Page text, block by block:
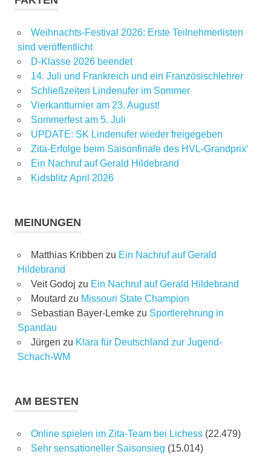
Weihnachts-Festival 2026: Erste Teilnehmerlisten
sind veröffentlicht
D-Klasse 2026 beendet
14. Juli und Frankreich und ein Französischlehrer
Schließzeiten Lindenufer im Sommer
Vierkantturnier am 23. August!
Sommerfest am 5. Juli
UPDATE: SK Lindenufer wieder freigegeben
Zita-Erfolge beim Saisonfinale des HVL-Grandprix‘
Ein Nachruf auf Gerald Hildebrand
Kidsblitz April 2026
MEINUNGEN
Matthias Kribben zu Ein Nachruf auf Gerald
Hildebrand
Veit Godoj zu Ein Nachruf auf Gerald Hildebrand
Moutard zu Missouri State Champion
Sebastian Bayer-Lemkezu Sportlerehrung in
Spandau
Jürgen zu Klara für Deutschland zur Jugend-
Schach-WM
AM BESTEN
Online spielen im Zita-Team bei Lichess (22.479)
Sehr sensationeller Saisonsieg (15.014)